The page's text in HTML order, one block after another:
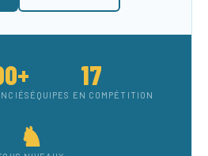
17
ÉQUIPES EN COMPÉTITION
♞